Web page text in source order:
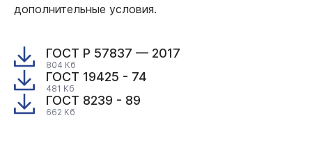
дополнительные условия.
ГОСТ Р 57837 — 2017
804 Кб
ГОСТ 19425 - 74
481 Кб
ГОСТ 8239 - 89
662 Кб